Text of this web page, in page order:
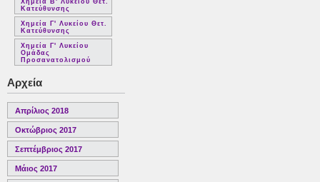
Κατεύθυνσης
Χημεία Γ' Λυκείου Θετ.
Κατεύθυνσης
Χημεία Γ' Λυκείου
Ομάδας
Προσανατολισμού
Αρχεία
Απρίλιος 2018
Οκτώβριος 2017
Σεπτέμβριος 2017
Μάιος 2017